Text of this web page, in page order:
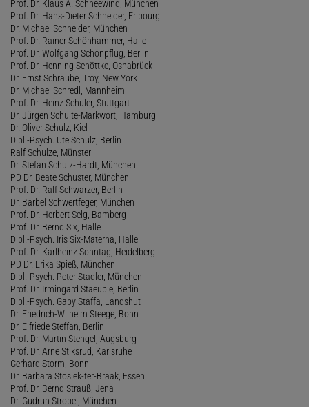
Prof. Dr. Klaus A. Schneewind, München
Prof. Dr. Hans-Dieter Schneider, Fribourg
Dr. Michael Schneider, München
Prof. Dr. Rainer Schönhammer, Halle
Prof. Dr. Wolfgang Schönpflug, Berlin
Prof. Dr. Henning Schöttke, Osnabrück
Dr. Ernst Schraube, Troy, New York
Dr. Michael Schredl, Mannheim
Prof. Dr. Heinz Schuler, Stuttgart
Dr. Jürgen Schulte-Markwort, Hamburg
Dr. Oliver Schulz, Kiel
Dipl.-Psych. Ute Schulz, Berlin
Ralf Schulze, Münster
Dr. Stefan Schulz-Hardt, München
PD Dr. Beate Schuster, München
Prof. Dr. Ralf Schwarzer, Berlin
Dr. Bärbel Schwertfeger, München
Prof. Dr. Herbert Selg, Bamberg
Prof. Dr. Bernd Six, Halle
Dipl.-Psych. Iris Six-Materna, Halle
Prof. Dr. Karlheinz Sonntag, Heidelberg
PD Dr. Erika Spieß, München
Dipl.-Psych. Peter Stadler, München
Prof. Dr. Irmingard Staeuble, Berlin
Dipl.-Psych. Gaby Staffa, Landshut
Dr. Friedrich-Wilhelm Steege, Bonn
Dr. Elfriede Steffan, Berlin
Prof. Dr. Martin Stengel, Augsburg
Prof. Dr. Arne Stiksrud, Karlsruhe
Gerhard Storm, Bonn
Dr. Barbara Stosiek-ter-Braak, Essen
Prof. Dr. Bernd Strauß, Jena
Dr. Gudrun Strobel, München